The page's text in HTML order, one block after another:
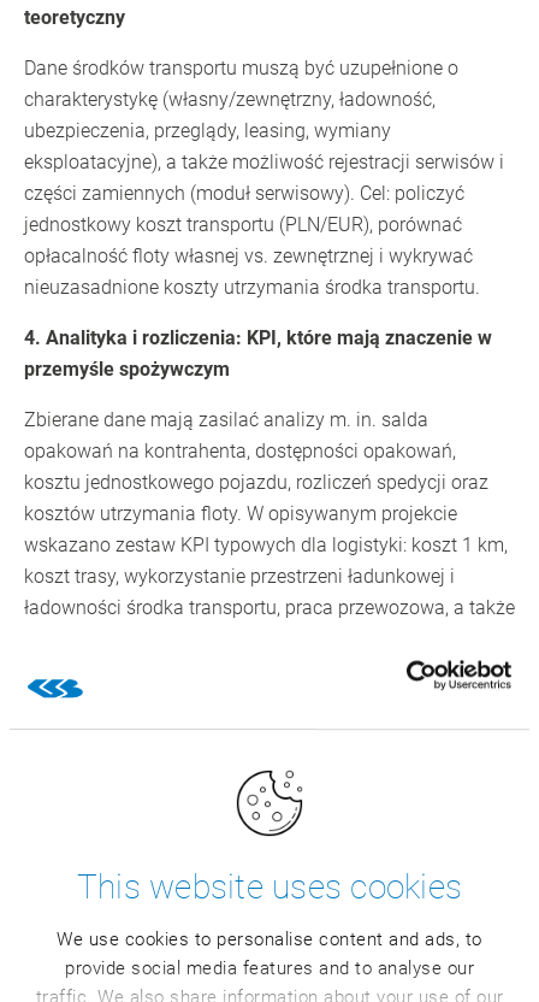
This website uses cookies
We use cookies to personalise content and ads, to
provide social media features and to analyse our
traffic. We also share information about your use of our
teoretyczny
Dane środków transportu muszą być uzupełnione o
charakterystykę (własny/zewnętrzny, ładowność,
ubezpieczenia, przeglądy, leasing, wymiany
eksploatacyjne), a także możliwość rejestracji serwisów i
części zamiennych (moduł serwisowy). Cel: policzyć
jednostkowy koszt transportu (PLN/EUR), porównać
opłacalność floty własnej vs. zewnętrznej i wykrywać
nieuzasadnione koszty utrzymania środka transportu.
4. Analityka i rozliczenia: KPI, które mają znaczenie w
przemyśle spożywczym
Zbierane dane mają zasilać analizy m. in. salda
opakowań na kontrahenta, dostępności opakowań,
kosztu jednostkowego pojazdu, rozliczeń spedycji oraz
kosztów utrzymania floty. W opisywanym projekcie
wskazano zestaw KPI typowych dla logistyki: koszt 1 km,
koszt trasy, wykorzystanie przestrzeni ładunkowej i
ładowności środka transportu, praca przewozowa, a także
i mniej ręcznego przepisywania
Poniższa tabelka kompaktowo ujmuje główną ideę: „od
problemu do mechanizmu w systemie.”
Typowy problem